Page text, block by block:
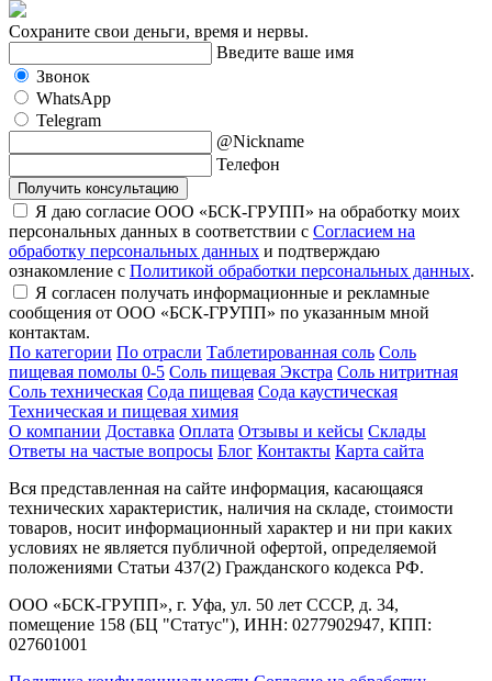
Сохраните свои деньги, время и нервы.
Введите ваше имя
Звонок
WhatsApp
Telegram
@Nickname
Телефон
Получить консультацию
Я даю согласие ООО «БСК-ГРУПП» на обработку моих
персональных данных в соответствии с Согласием на
обработку персональных данных и подтверждаю
ознакомление с Политикой обработки персональных данных.
Я согласен получать информационные и рекламные
сообщения от ООО «БСК-ГРУПП» по указанным мной
контактам.
По категории По отрасли Таблетированная соль Соль
пищевая помолы 0-5 Соль пищевая Экстра Соль нитритная
Соль техническая Сода пищевая Сода каустическая
Техническая и пищевая химия
О компании Доставка Оплата Отзывы и кейсы Склады
Ответы на частые вопросы Блог Контакты Карта сайта
Вся представленная на сайте информация, касающаяся
технических характеристик, наличия на складе, стоимости
товаров, носит информационный характер и ни при каких
условиях не является публичной офертой, определяемой
положениями Статьи 437(2) Гражданского кодекса РФ.
ООО «БСК-ГРУПП», г. Уфа, ул. 50 лет СССР, д. 34,
помещение 158 (БЦ "Статус"), ИНН: 0277902947, КПП:
027601001